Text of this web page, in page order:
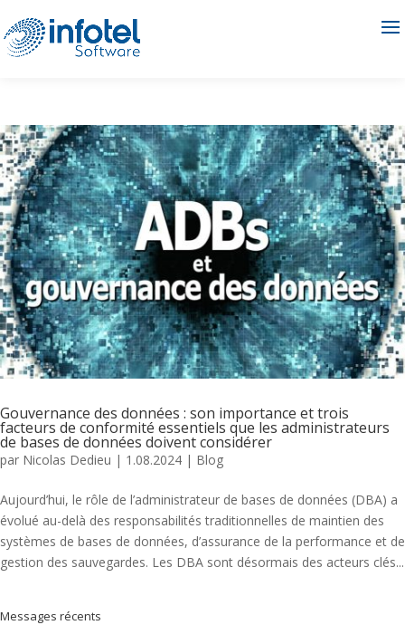
Gouvernance des données : son importance et trois
facteurs de conformité essentiels que les administrateurs
de bases de données doivent considérer
par Nicolas Dedieu | 1.08.2024 | Blog
Aujourd’hui, le rôle de l’administrateur de bases de données (DBA) a
évolué au-delà des responsabilités traditionnelles de maintien des
systèmes de bases de données, d’assurance de la performance et de
gestion des sauvegardes. Les DBA sont désormais des acteurs clés...
Messages récents